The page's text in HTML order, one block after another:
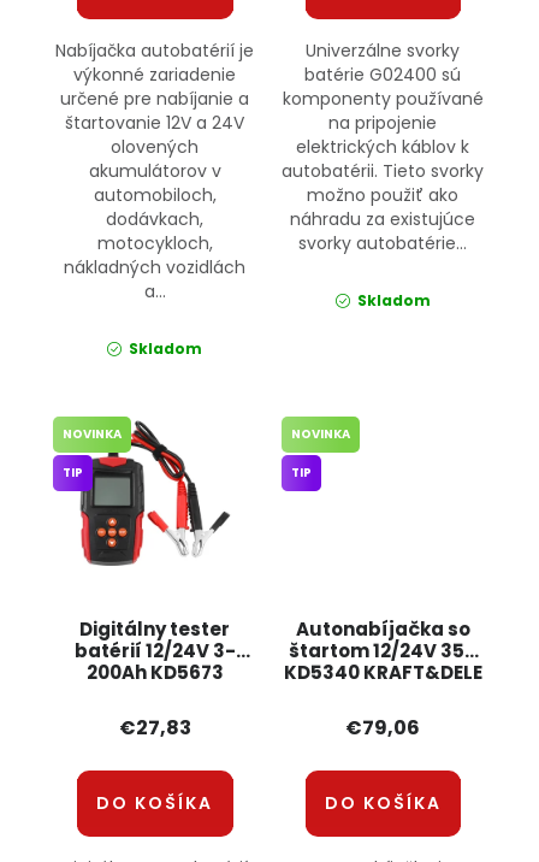
Nabíjačka autobatérií je
výkonné zariadenie
určené pre nabíjanie a
štartovanie 12V a 24V
olovených
akumulátorov v
automobiloch,
dodávkach,
motocykloch,
nákladných vozidlách
a...
Skladom
Univerzálne svorky
batérie G02400 sú
komponenty používané
na pripojenie
elektrických káblov k
autobatérii. Tieto svorky
možno použiť ako
náhradu za existujúce
svorky autobatérie...
Skladom
Digitálny tester
batérií 12/24V 3-
200Ah KD5673
NOVINKA
TIP
€27,83
DO KOŠÍKA
Autonabíjačka so
štartom 12/24V 35A
KD5340 KRAFT&DELE
NOVINKA
TIP
€79,06
DO KOŠÍKA